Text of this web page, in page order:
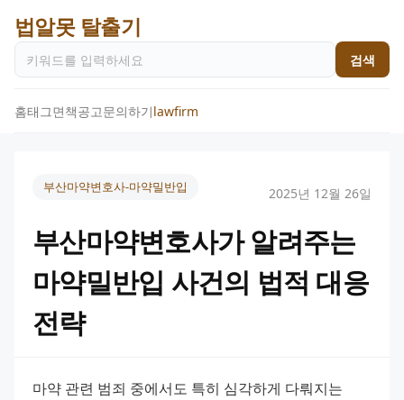
법알못 탈출기
검색
홈태그면책공고문의하기lawfirm
부산마약변호사-마약밀반입 2025년 12월 26일
부산마약변호사가 알려주는
마약밀반입 사건의 법적 대응
전략
마약 관련 범죄 중에서도 특히 심각하게 다뤄지는